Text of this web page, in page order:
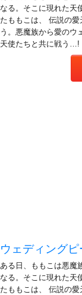
なる。そこに現れた天
たももこは、 伝説の
う。悪魔族から愛のウ
天使たちと共に戦う…!
ウェディング
ある日、ももこは悪魔
なる。そこに現れた天
たももこは、 伝説の